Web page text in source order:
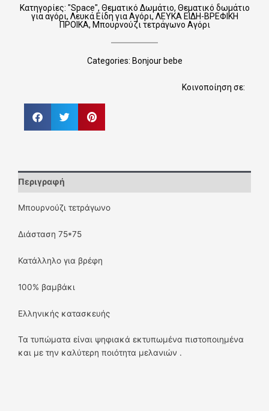
Κατηγορίες: "Space", Θεματικό Δωμάτιο, Θεματικό δωμάτιο
για αγόρι, Λευκά Είδη για Αγόρι, ΛΕΥΚΑ ΕΙΔΗ-ΒΡΕΦΙΚΗ
ΠΡΟΙΚΑ, Μπουρνούζι τετράγωνο Αγόρι
Categories: Bonjour bebe
Κοινοποίηση σε:
Περιγραφή
Μπουρνούζι τετράγωνο
Διάσταση 75*75
Κατάλληλο για βρέφη
100% βαμβάκι
Ελληνικής κατασκευής
Τα τυπώματα είναι ψηφιακά εκτυπωμένα πιστοποιημένα
και με την καλύτερη ποιότητα μελανιών .